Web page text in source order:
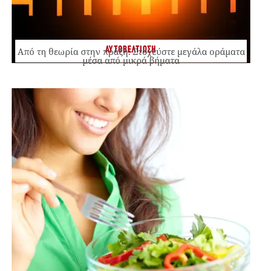
ΑΥΤΟΒΕΛΤΙΩΣΗ
Από τη θεωρία στην πράξη: Στοχεύστε μεγάλα οράματα
μέσα από μικρά βήματα